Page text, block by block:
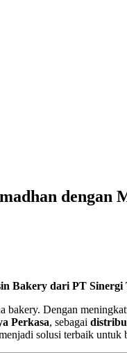
Bakery dari PT Sinergi
bakery. Dengan
Perkasa, sebagai
solusi terbaik